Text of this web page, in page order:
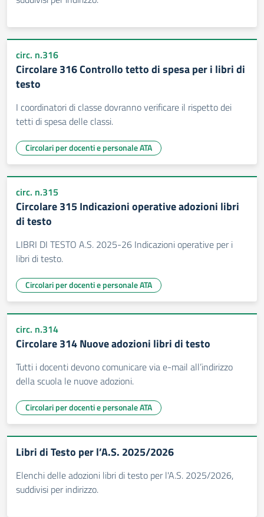
circ. n.316
Circolare 316 Controllo tetto di spesa per i libri di
testo
I coordinatori di classe dovranno verificare il rispetto dei
tetti di spesa delle classi.
Circolari per docenti e personale ATA
circ. n.315
Circolare 315 Indicazioni operative adozioni libri
di testo
LIBRI DI TESTO A.S. 2025-26 Indicazioni operative per i
libri di testo.
Circolari per docenti e personale ATA
circ. n.314
Circolare 314 Nuove adozioni libri di testo
Tutti i docenti devono comunicare via e-mail all’indirizzo
della scuola le nuove adozioni.
Circolari per docenti e personale ATA
Libri di Testo per l’A.S. 2025/2026
Elenchi delle adozioni libri di testo per l'A.S. 2025/2026,
suddivisi per indirizzo.